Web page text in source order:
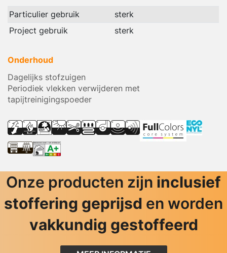
Particulier gebruik
sterk
Project gebruik
sterk
Onderhoud
Dagelijks stofzuigen
Periodiek vlekken verwijderen met
tapijtreinigingspoeder
Onze producten zijn inclusief
stoffering geprijsd en worden
vakkundig gestoffeerd